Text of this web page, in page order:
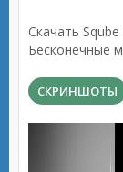
Скачать
Бесконечные
СКРИНШОТЫ